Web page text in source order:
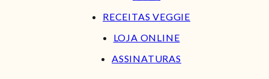
RECEITAS VEGGIE
LOJA ONLINE
ASSINATURAS